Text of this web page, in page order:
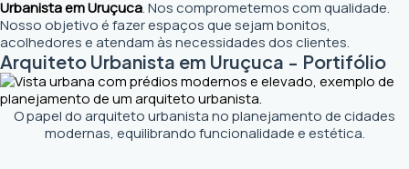
Urbanista em Uruçuca. Nos comprometemos com qualidade.
Nosso objetivo é fazer espaços que sejam bonitos,
acolhedores e atendam às necessidades dos clientes.
Arquiteto Urbanista em Uruçuca - Portifólio
O papel do arquiteto urbanista no planejamento de cidades
modernas, equilibrando funcionalidade e estética.